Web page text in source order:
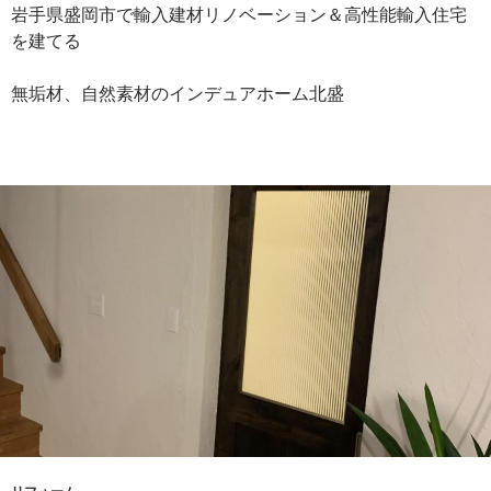
岩手県盛岡市で輸入建材リノベーション＆高性能輸入住宅
を建てる
無垢材、自然素材のインデュアホーム北盛